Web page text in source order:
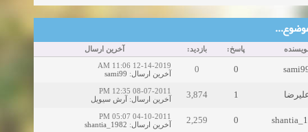
پاسخ: بازدید: آخرین ارسال
0
0
12-14-2019 11:06 AM
آخرین ارسال:
sami99
1
3,874
08-07-2011 12:35 PM
آخرین ارسال: آرش سیویل
0
2,259
04-10-2011 05:07 PM
آخرین ارسال:
shantia_1982